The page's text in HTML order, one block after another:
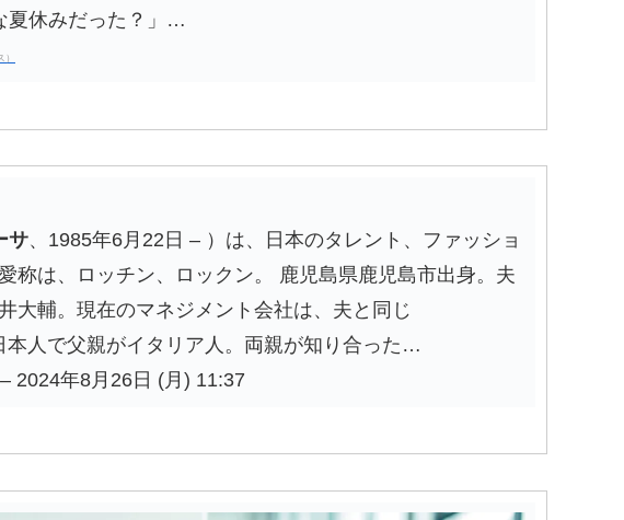
夏休みだった？」…
サ、1985年6月22日 – ）は、日本のタレント、ファッショ
称は、ロッチン、ロックン。 鹿児島県鹿児島市出身。夫
大輔。現在のマネジメント会社は、夫と同じ
本人で父親がイタリア人。両親が知り合った…
2024年8月26日 (月) 11:37